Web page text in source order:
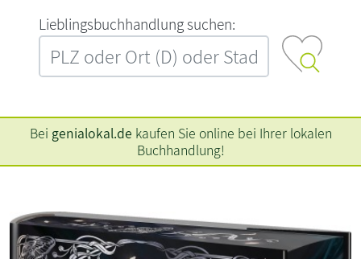
L‍i‍e‍b‍l‍i‍n‍g‍s‍b‍u‍c‍h‍h‍a‍n‍d‍l‍u‍n‍g‍ ‍s‍u‍c‍h‍e‍n‍:‍
Bei genialokal.de kaufen Sie online bei Ihrer lokalen
Buchhandlung!